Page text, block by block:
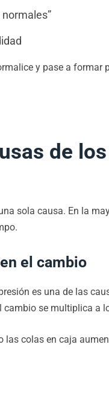
y pase a
de
sola causa. En la
el cambio
es una de las
cambio se multiplica a
las colas en caja